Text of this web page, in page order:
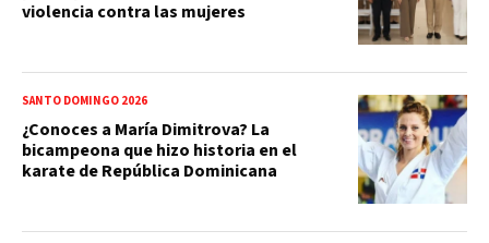
violencia contra las mujeres
SANTO DOMINGO 2026
¿Conoces a María Dimitrova? La
bicampeona que hizo historia en el
karate de República Dominicana